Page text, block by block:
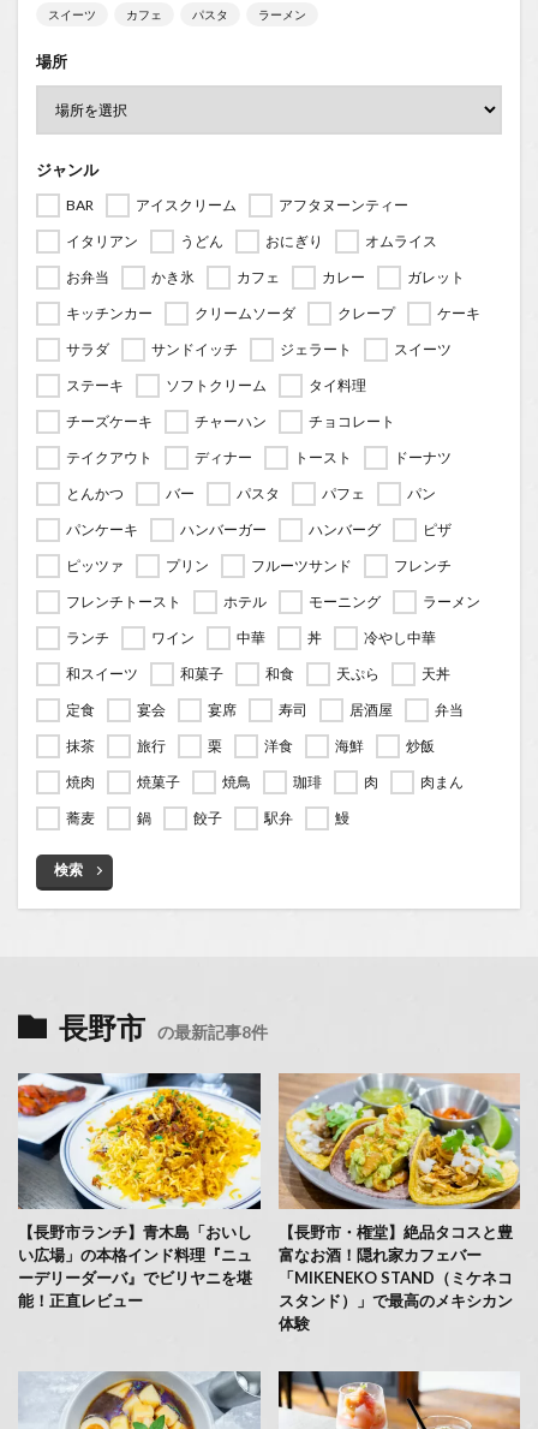
スイーツ カフェ パスタ ラーメン
場所
ジャンル
BAR アイスクリーム
アフタヌーンティー
イタリアン
うどん おにぎり
オムライス
お弁当
かき氷 カフェ カレー
ガレット
キッチンカー
クリームソーダ クレープ
ケーキ
サラダ
サンドイッチ ジェラート
スイーツ
ステーキ
ソフトクリーム
タイ料理
チーズケーキ
チャーハン
チョコレート
テイクアウト
ディナー トースト
ドーナツ
とんかつ
バー パスタ パフェ
パン
パンケーキ
ハンバーガー ハンバーグ
ピザ
ピッツァ
プリン フルーツサンド
フレンチ
フレンチトースト
ホテル モーニング
ラーメン
ランチ
ワイン 中華 丼
冷やし中華
和スイーツ
和菓子 和食 天ぷら
天丼
定食
宴会 宴席 寿司 居酒屋
弁当
抹茶
旅行 栗 洋食 海鮮
炒飯
焼肉
焼菓子 焼鳥 珈琲 肉
肉まん
蕎麦
鍋 餃子 駅弁 鰻
検索
長野市 の最新記事8件
【長野市ランチ】青木島「おいし
い広場」の本格インド料理『ニュ
ーデリーダーバ』でビリヤニを堪
能！正直レビュー
【長野市・権堂】絶品タコスと豊
富なお酒！隠れ家カフェバー
「MIKENEKO STAND（ミケネコ
スタンド）」で最高のメキシカン
体験